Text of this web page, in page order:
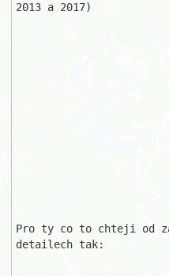
2013 a 2017)
Pro ty co to chteji od
detailech tak: